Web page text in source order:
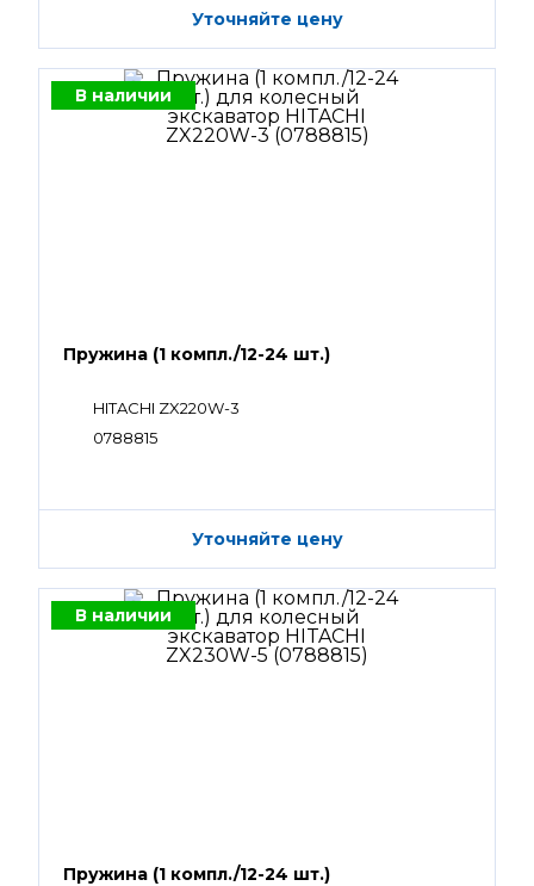
Уточняйте цену
В наличии
Пружина (1 компл./12-24 шт.)
HITACHI ZX220W-3
0788815
Уточняйте цену
В наличии
Пружина (1 компл./12-24 шт.)